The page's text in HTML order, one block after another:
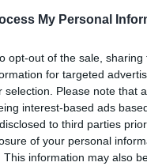
My Personal
opt-out of the sale,
for targeted
selection. Please note that
interest-based ads
to third parties
of your personal
This information may also
de vineri, a închis piața